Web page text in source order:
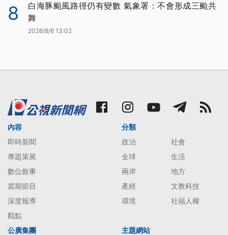
8
白海豚颱風路徑仍有變數 氣象署：不會形成三颱共
舞
2026/8/6 13:02
內容
即時新聞
專題策展
數位敘事
當期節目
深度報導
觀點
分類
政治
社會
全球
生活
兩岸
地方
產經
文教科技
環境
社福人權
公廣集團 主題網站